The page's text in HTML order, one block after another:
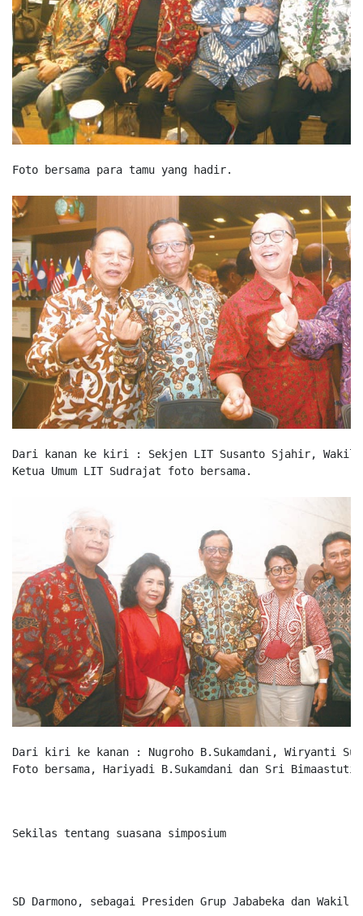
Foto bersama para tamu yang hadir.
Dari kanan ke kiri : Sekjen LIT Susanto Sjahir, Wakil
Ketua Umum LIT Sudrajat foto bersama.
Dari kiri ke kanan : Nugroho B.Sukamdani, Wiryanti
Foto bersama, Hariyadi B.Sukamdani dan Sri Bimaastuti
Sekilas tentang suasana simposium
SD Darmono, sebagai Presiden Grup Jababeka dan